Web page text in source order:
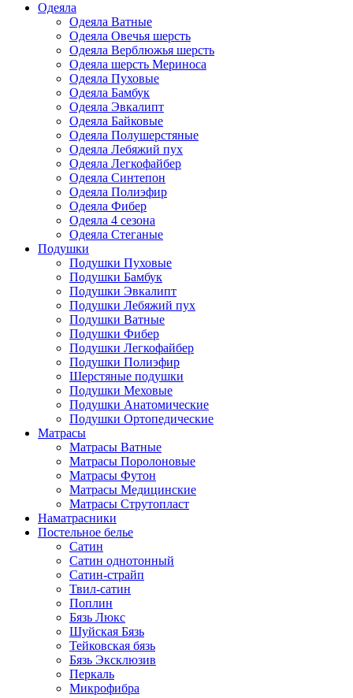
Одеяла
Одеяла Ватные
Одеяла Овечья шерсть
Одеяла Верблюжья шерсть
Одеяла шерсть Мериноса
Одеяла Пуховые
Одеяла Бамбук
Одеяла Эвкалипт
Одеяла Байковые
Одеяла Полушерстяные
Одеяла Лебяжий пух
Одеяла Легкофайбер
Одеяла Синтепон
Одеяла Полиэфир
Одеяла Фибер
Одеяла 4 сезона
Одеяла Стеганые
Подушки
Подушки Пуховые
Подушки Бамбук
Подушки Эвкалипт
Подушки Лебяжий пух
Подушки Ватные
Подушки Фибер
Подушки Легкофайбер
Подушки Полиэфир
Шерстяные подушки
Подушки Меховые
Подушки Анатомические
Подушки Ортопедические
Матрасы
Матрасы Ватные
Матрасы Поролоновые
Матрасы Футон
Матрасы Медицинские
Матрасы Струтопласт
Наматрасники
Постельное белье
Сатин
Сатин однотонный
Сатин-страйп
Твил-сатин
Поплин
Бязь Люкс
Шуйская Бязь
Тейковская бязь
Бязь Эксклюзив
Перкаль
Микрофибра